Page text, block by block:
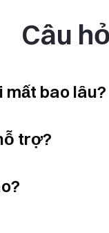
Câu
mất bao lâu?
trợ?